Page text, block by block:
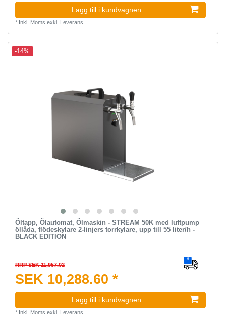
Lagg till i kundvagnen
* Inkl. Moms exkl. Leverans
-14%
Öltapp, Ölautomat, Ölmaskin - STREAM 50K med luftpump
öllåda, flödeskylare 2-linjers torrkylare, upp till 55 liter/h -
BLACK EDITION
RRP SEK 11,957.02
SEK 10,288.60 *
Lagg till i kundvagnen
* Inkl. Moms exkl. Leverans